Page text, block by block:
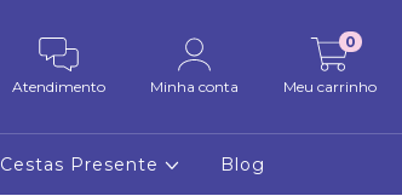
Atendimento Minha conta Meu carrinho
0
Cestas Presente Blog